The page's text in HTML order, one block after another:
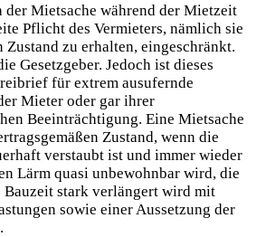
der Mietsache während der Mietzeit
Pflicht des Vermieters, nämlich sie
Zustand zu erhalten, eingeschränkt.
Gesetzgeber. Jedoch ist dieses
für extrem ausufernde
Mieter oder gar ihrer
Beeinträchtigung. Eine Mietsache
Zustand, wenn die
verstaubt ist und immer wieder
Lärm quasi unbewohnbar wird, die
Bauzeit stark verlängert wird mit
sowie einer Aussetzung der